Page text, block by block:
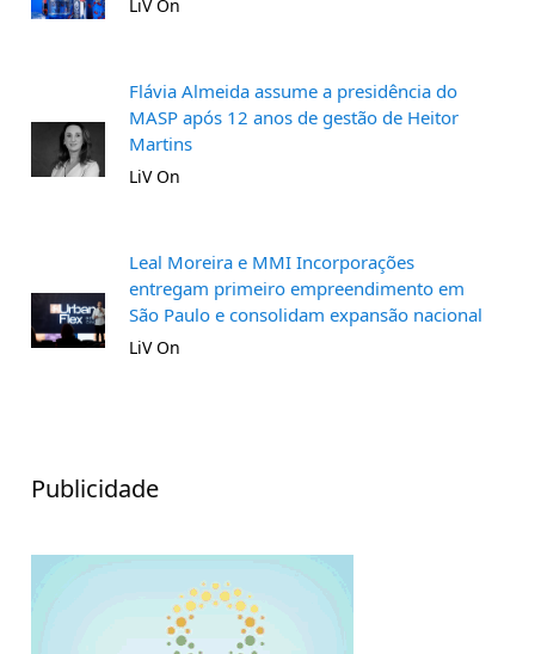
LiV On
Flávia Almeida assume a presidência do
MASP após 12 anos de gestão de Heitor
Martins
LiV On
Leal Moreira e MMI Incorporações
entregam primeiro empreendimento em
São Paulo e consolidam expansão nacional
LiV On
Publicidade